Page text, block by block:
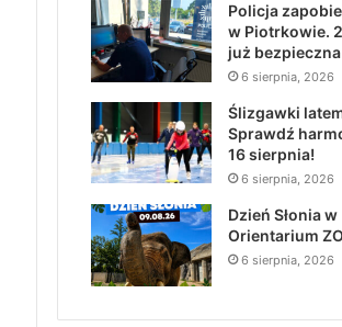
Policja
w Piotrkowie.
już bezpieczna
6 sierpnia, 2026
Ślizgawki
Sprawdź
16 sierpnia!
6 sierpnia, 2026
Dzień Słonia w
Orientarium
6 sierpnia, 2026